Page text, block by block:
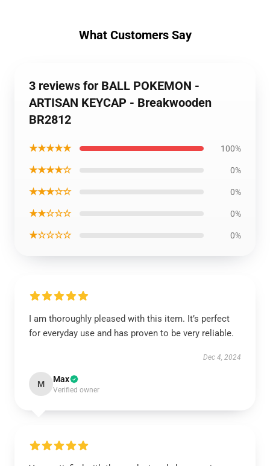
What Customers Say
3 reviews for BALL POKEMON -
ARTISAN KEYCAP - Breakwooden
BR2812
★★★★★ 100%
★★★★☆ 0%
★★★☆☆ 0%
★★☆☆☆ 0%
★☆☆☆☆ 0%
I am thoroughly pleased with this item. It’s perfect
for everyday use and has proven to be very reliable.
Dec 4, 2024
M Max
Verified owner